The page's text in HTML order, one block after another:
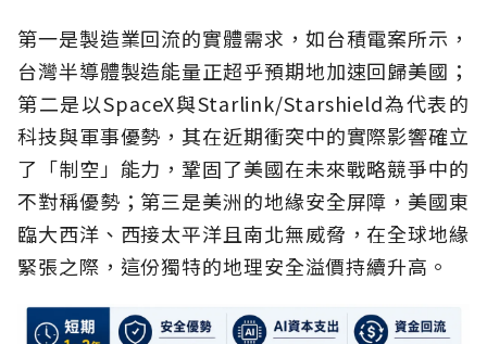
第一是製造業回流的實體需求，如台積電案所示，
台灣半導體製造能量正超乎預期地加速回歸美國；
第二是以SpaceX與Starlink/Starshield為代表的
科技與軍事優勢，其在近期衝突中的實際影響確立
了「制空」能力，鞏固了美國在未來戰略競爭中的
不對稱優勢；第三是美洲的地緣安全屏障，美國東
臨大西洋、西接太平洋且南北無威脅，在全球地緣
緊張之際，這份獨特的地理安全溢價持續升高。